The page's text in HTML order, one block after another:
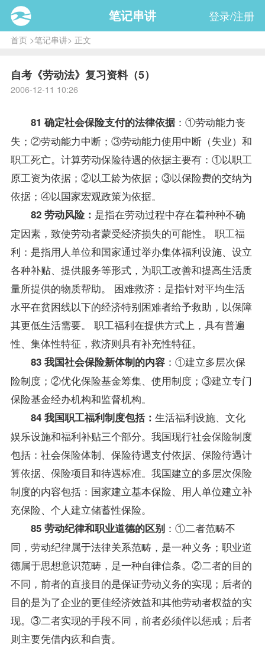
笔记串讲 登录/注册
首页>笔记串讲> 正文
自考《劳动法》复习资料（5）
2006-12-11 10:26
81 确定社会保险支付的法律依据：①劳动能力丧
失；②劳动能力中断；③劳动能力使用中断（失业）和
职工死亡。计算劳动保险待遇的依据主要有：①以职工
原工资为依据；②以工龄为依据；③以保险费的交纳为
依据；④以国家宏观政策为依据。
82 劳动风险： 是指在劳动过程中存在着种种不确
定因素，致使劳动者蒙受经济损失的可能性。 职工福
利：是指用人单位和国家通过举办集体福利设施、设立
各种补贴、提供服务等形式，为职工改善和提高生活质
量所提供的物质帮助。 困难救济：是指针对平均生活
水平在贫困线以下的经济特别困难者给予救助，以保障
其更低生活需要。 职工福利在提供方式上，具有普遍
性、集体性特征，救济则具有补充性特征。
83 我国社会保险新体制的内容：①建立多层次保
险制度；②优化保险基金筹集、使用制度；③建立专门
保险基金经办机构和监督机构。
84 我国职工福利制度包括： 生活福利设施、文化
娱乐设施和福利补贴三个部分。我国现行社会保险制度
包括：社会保险体制、保险待遇支付依据、保险待遇计
算依据、保险项目和待遇标准。我国建立的多层次保险
制度的内容包括：国家建立基本保险、用人单位建立补
充保险、个人建立储蓄性保险。
85 劳动纪律和职业道德的区别：①二者范畴不
同，劳动纪律属于法律关系范畴，是一种义务；职业道
德属于思想意识范畴，是一种自律信条。②二者的目的
不同，前者的直接目的是保证劳动义务的实现；后者的
目的是为了企业的更佳经济效益和其他劳动者权益的实
现。③二者实现的手段不同，前者必须伴以惩戒；后者
则主要凭借内疚和自责。